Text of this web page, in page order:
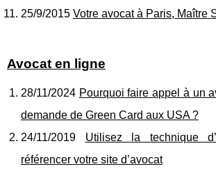
25/9/2015 Votre avocat à Paris, Maître
Avocat en ligne
28/11/2024 Pourquoi faire appel à un
demande de Green Card aux USA ?
24/11/2019 Utilisez la technique
référencer votre site d’avocat